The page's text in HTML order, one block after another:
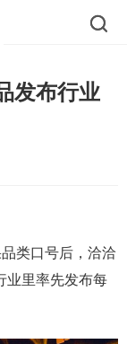
发布行业
类口号后，洽洽
业里率先发布每